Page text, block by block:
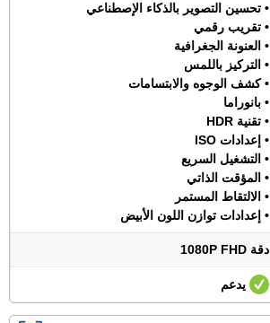
• تحسين التصوير بالذكاء الإصطناعي
• تقريب رقمي
• العنونة الجغرافية
• التركيز باللمس
• كشف الوجوه والابتسامات
• بانوراما
• تقنية HDR
• إعدادات ISO
• التشغيل السريع
• المؤقت الذاتي
• الالتقاط المستمر
• إعدادات توازن اللون الأبيض
دقة 1080P FHD
يدعم